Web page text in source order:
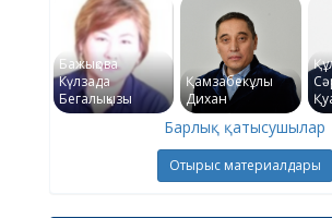
Бажықова
Күлзада
Бегалықызы
Қамзабекұлы
Дихан
Барлық қатысушылар
Отырыс материалдары